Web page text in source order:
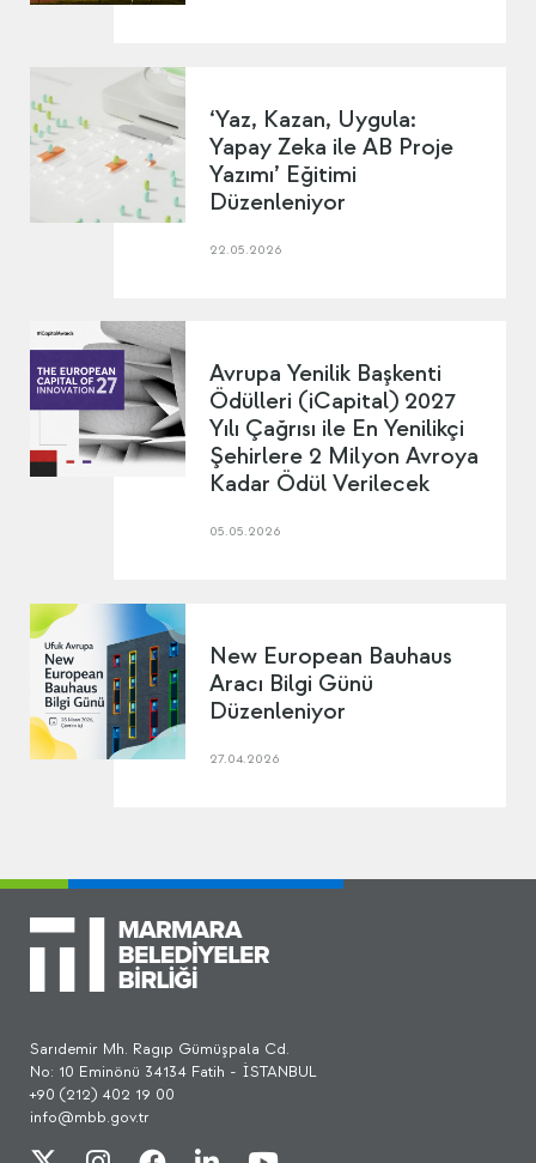
‘Yaz, Kazan, Uygula:
Yapay Zeka ile AB Proje
Yazımı’ Eğitimi
Düzenleniyor
22.05.2026
Avrupa Yenilik Başkenti
Ödülleri (iCapital) 2027
Yılı Çağrısı ile En Yenilikçi
Şehirlere 2 Milyon Avroya
Kadar Ödül Verilecek
05.05.2026
New European Bauhaus
Aracı Bilgi Günü
Düzenleniyor
27.04.2026
Sarıdemir Mh. Ragıp Gümüşpala Cd.
No: 10 Eminönü 34134 Fatih - İSTANBUL
+90 (212) 402 19 00
info@mbb.gov.tr